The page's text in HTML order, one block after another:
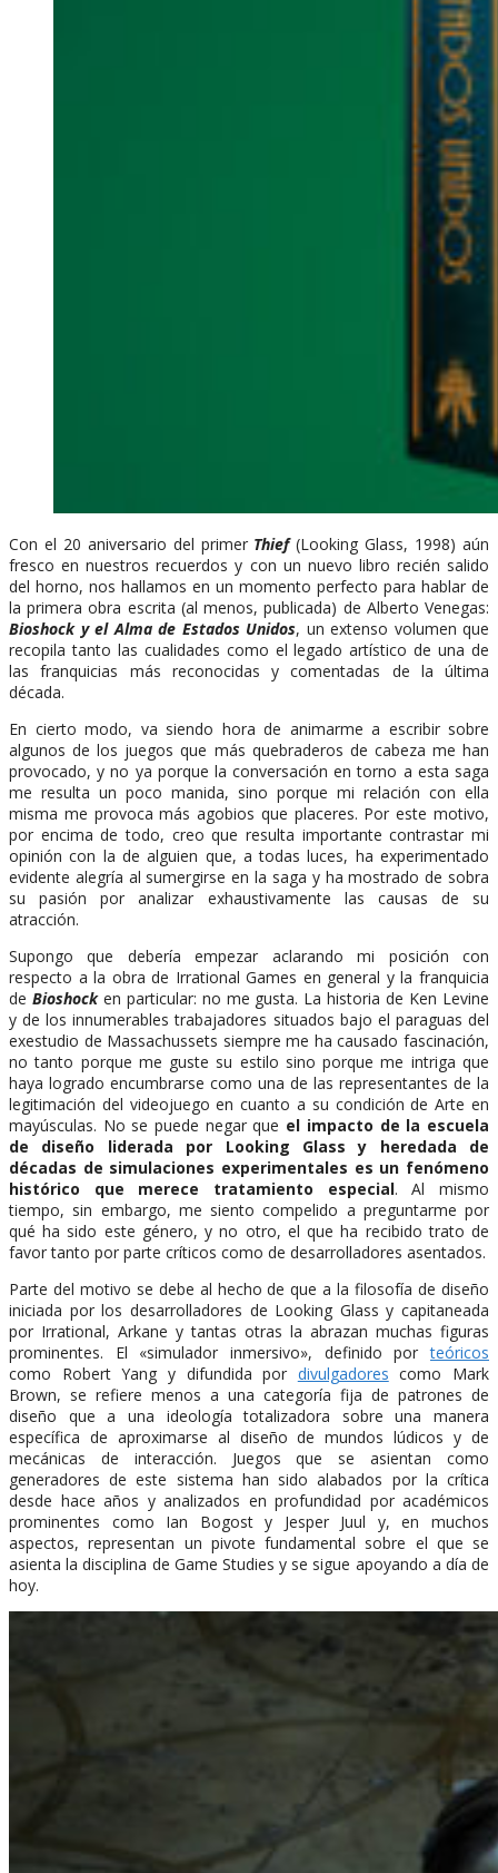
Con el 20 aniversario del primer Thief(Looking Glass, 1998) aún
fresco en nuestros recuerdos y con un nuevo libro recién salido
del horno, nos hallamos en un momento perfecto para hablar de
la primera obra escrita (al menos, publicada) de Alberto Venegas:
Bioshock y el Alma de Estados Unidos, un extenso volumen que
recopila tanto las cualidades como el legado artístico de una de
las franquicias más reconocidas y comentadas de la última
década.
En cierto modo, va siendo hora de animarme a escribir sobre
algunos de los juegos que más quebraderos de cabeza me han
provocado, y no ya porque la conversación en torno a esta saga
me resulta un poco manida, sino porque mi relación con ella
misma me provoca más agobios que placeres. Por este motivo,
por encima de todo, creo que resulta importante contrastar mi
opinión con la de alguien que, a todas luces, ha experimentado
evidente alegría al sumergirse en la saga y ha mostrado de sobra
su pasión por analizar exhaustivamente las causas de su
atracción.
Supongo que debería empezar aclarando mi posición con
respecto a la obra de Irrational Games en general y la franquicia
de Bioshocken particular: no me gusta. La historia de Ken Levine
y de los innumerables trabajadores situados bajo el paraguas del
exestudio de Massachussets siempre me ha causado fascinación,
no tanto porque me guste su estilo sino porque me intriga que
haya logrado encumbrarse como una de las representantes de la
legitimación del videojuego en cuanto a su condición de Arte en
mayúsculas. No se puede negar que el impacto de la escuela
de diseño liderada por Looking Glass y heredada de
décadas de simulaciones experimentales es un fenómeno
histórico que merece tratamiento especial. Al mismo
tiempo, sin embargo, me siento compelido a preguntarme por
qué ha sido este género, y no otro, el que ha recibido trato de
favor tanto por parte críticos como de desarrolladores asentados.
Parte del motivo se debe al hecho de que a la filosofía de diseño
iniciada por los desarrolladores de Looking Glass y capitaneada
por Irrational, Arkane y tantas otras la abrazan muchas figuras
prominentes. El «simulador inmersivo», definido porteóricos
como Robert Yang y difundida por divulgadores como Mark
Brown, se refiere menos a una categoría fija de patrones de
diseño que a una ideología totalizadora sobre una manera
específica de aproximarse al diseño de mundos lúdicos y de
mecánicas de interacción. Juegos que se asientan como
generadores de este sistema han sido alabados por la crítica
desde hace años y analizados en profundidad por académicos
prominentes como Ian Bogost y Jesper Juul y, en muchos
aspectos, representan un pivote fundamental sobre el que se
asienta la disciplina de Game Studies y se sigue apoyando a día de
hoy.